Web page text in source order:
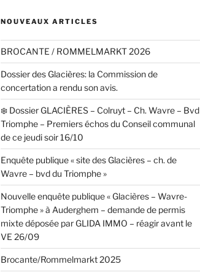
NOUVEAUX ARTICLES
BROCANTE / ROMMELMARKT 2026
Dossier des Glacières: la Commission de
concertation a rendu son avis.
❄️ Dossier GLACIÈRES – Colruyt – Ch. Wavre – Bvd
Triomphe – Premiers échos du Conseil communal
de ce jeudi soir 16/10
Enquête publique « site des Glacières – ch. de
Wavre – bvd du Triomphe »
Nouvelle enquête publique « Glacières – Wavre-
Triomphe » à Auderghem – demande de permis
mixte déposée par GLIDA IMMO – réagir avant le
VE 26/09
Brocante/Rommelmarkt 2025